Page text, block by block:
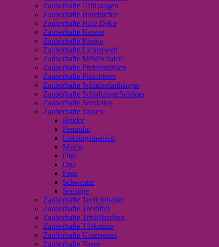
Zauberhafte Grillzangen
Zauberhafte Handtücher
Zauberhafte Holz Deko
Zauberhafte Kerzen
Zauberhafte Kissen
Zauberhafte Lichterwelt
Zauberhafte Müslischalen
Zauberhafte Pfeffermühlen
Zauberhafte Plüschtiere
Zauberhafte Schlüsselanhänger
Zauberhafte Schriftzüge/Schilder
Zauberhafte Servietten
Zauberhafte Tassen
Bruder
Freundin
Lieblingsmensch
Mama
Oma
Opa
Papa
Schwester
Sonstige
Zauberhafte Teelichthalter
Zauberhafte Teelöffel
Zauberhafte Trinkflaschen
Zauberhafte Türkränze
Zauberhafte Untersetzer
Zauberhafte Vasen